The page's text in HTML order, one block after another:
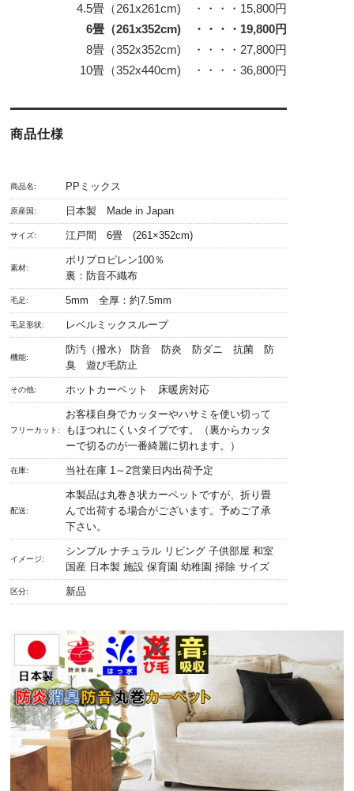
4.5畳（261x261cm) ・・・・15,800円
6畳（261x352cm) ・・・・19,800円
8畳（352x352cm) ・・・・27,800円
10畳（352x440cm) ・・・・36,800円
商品仕様
商品名: PPミックス
原産国: 日本製 Made in Japan
サイズ: 江戸間 6畳 (261×352cm)
素材:
ポリプロピレン100％
裏：防音不織布
毛足: 5mm 全厚：約7.5mm
毛足形状: レベルミックスループ
機能:
防汚（撥水） 防音 防炎 防ダニ 抗菌 防
臭 遊び毛防止
その他: ホットカーペット 床暖房対応
フリーカット:
お客様自身でカッターやハサミを使い切って
もほつれにくいタイプです。（裏からカッタ
ーで切るのが一番綺麗に切れます。）
在庫: 当社在庫 1～2営業日内出荷予定
配送:
本製品は丸巻き状カーペットですが、折り畳
んで出荷する場合がございます。予めご了承
下さい。
イメージ:
シンプル ナチュラル リビング 子供部屋 和室
国産 日本製 施設 保育園 幼稚園 掃除 サイズ
区分: 新品